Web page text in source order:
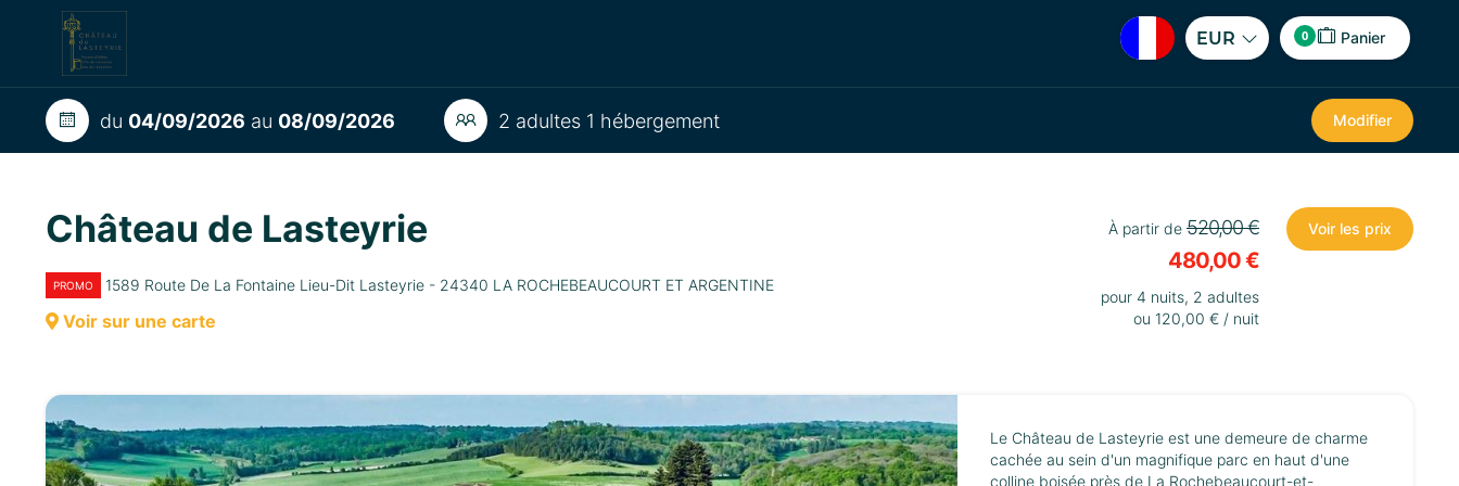
EUR 0 Panier
du 04/09/2026 au 08/09/2026 2 adultes 1 hébergement Modifier
Château de Lasteyrie
PROMO 1589 Route De La Fontaine Lieu-Dit Lasteyrie - 24340 LA ROCHEBEAUCOURT ET ARGENTINE
Voir sur une carte
À partir de 520,00 €
480,00 €
pour 4 nuits, 2 adultes
ou 120,00 € / nuit
Voir les prix
Le Château de Lasteyrie est une demeure de charme
cachée au sein d'un magnifique parc en haut d'une
colline boisée près de La Rochebeaucourt-et-